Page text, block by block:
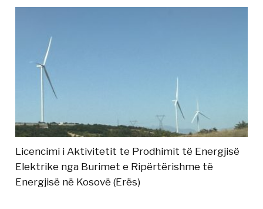
Licencimi i Aktivitetit te Prodhimit të Energjisë
Elektrike nga Burimet e Ripërtërishme të
Energjisë në Kosovë (Erës)